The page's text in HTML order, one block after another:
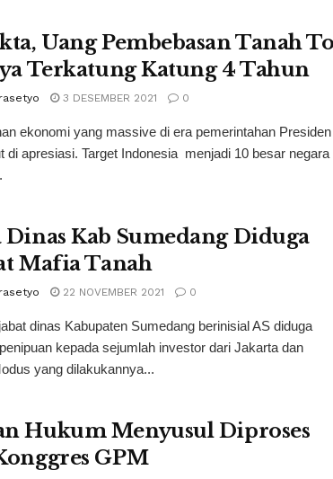
Uang Pembebasan Tanah
Terkatung Katung 4 Tahun
3 DESEMBER 2021 0
ekonomi yang massive di era pemerintahan Presiden
di apresiasi. Target Indonesia menjadi 10 besar negara
Dinas Kab Sumedang Diduga
Mafia Tanah
22 NOVEMBER 2021 0
dinas Kabupaten Sumedang berinisial AS diduga
kepada sejumlah investor dari Jakarta dan
yang dilakukannya...
Hukum Menyusul Diproses
GPM